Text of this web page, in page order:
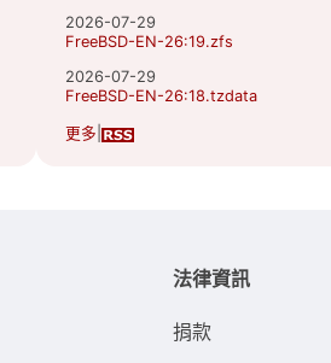
2026-07-29
FreeBSD-EN-26:19.zfs
2026-07-29
FreeBSD-EN-26:18.tzdata
更多
法律資訊
捐款